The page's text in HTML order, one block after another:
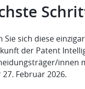
Sie sich diese
der Patent
innen
Februar 2026.